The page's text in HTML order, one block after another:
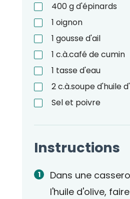
400gd'épinards
1 oignon
1 gousse d'ail
1 c.à.caféde cumin
1 tasse d'eau
2c.à.souped'huile
Sel et poivre
Instructions
Dans une
l'huile d'olive,